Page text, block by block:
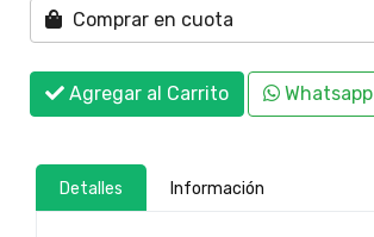
Comprar en cuota
Agregar al Carrito Whatsapp
Detalles Información